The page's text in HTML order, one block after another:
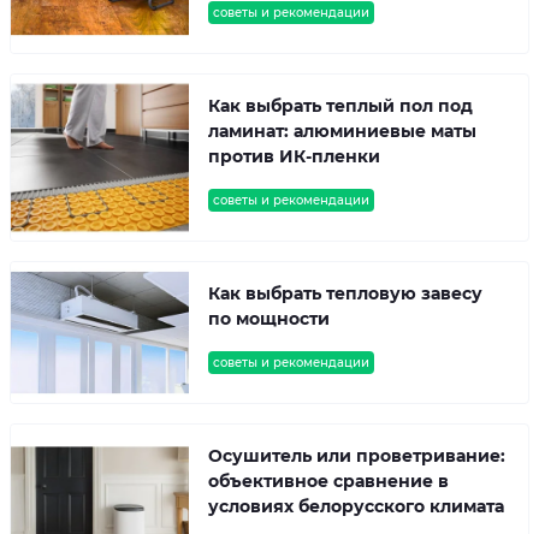
советы и рекомендации
советы и рекомендации
Как выбрать теплый пол под
ламинат: алюминиевые маты
против ИК-пленки
советы и рекомендации
Как выбрать тепловую завесу
по мощности
Осушитель или проветривание:
объективное сравнение в
условиях белорусского климата